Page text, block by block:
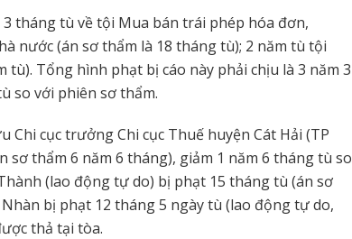
tháng tù về tội Mua bán trái phép hóa đơn,
nước (án sơ thẩm là 18 tháng tù); 2 năm tù tội
tù). Tổng hình phạt bị cáo này phải chịu là 3 năm 3
so với phiên sơ thẩm.
cục trưởng Chi cục Thuế huyện Cát Hải (TP
sơ thẩm 6 năm 6 tháng), giảm 1 năm 6 tháng tù so
(lao động tự do) bị phạt 15 tháng tù (án sơ
bị phạt 12 tháng 5 ngày tù (lao động tự do,
thả tại tòa.